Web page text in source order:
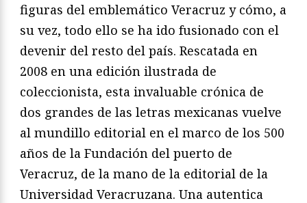
figuras del emblemático Veracruz y cómo, a
su vez, todo ello se ha ido fusionado con el
devenir del resto del país. Rescatada en
2008 en una edición ilustrada de
coleccionista, esta invaluable crónica de
dos grandes de las letras mexicanas vuelve
al mundillo editorial en el marco de los 500
años de la Fundación del puerto de
Veracruz, de la mano de la editorial de la
Universidad Veracruzana. Una autentica